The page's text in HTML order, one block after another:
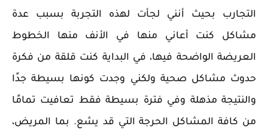
التجارب بحيث أنني لجأت لهذه التجربة بسبب عدة
مشاكل كنت أعاني منها في الأنف منها الخطوط
العريضة الواضحة فيها، في البداية كنت قلقة من فكرة
حدوث مشاكل صحية ولكني وجدت كونها بسيطة جدًا
والنتيجة مذهلة وفي فترة بسيطة فقط تعافيت تمامًا
من كافة المشاكل الحرجة التي قد يشع. بما المريض،